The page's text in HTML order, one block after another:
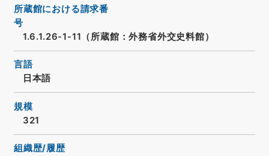
所蔵館における請求番
号
1.6.1.26-1-11（所蔵館：外務省外交史料館）
言語
日本語
規模
321
組織歴/履歴